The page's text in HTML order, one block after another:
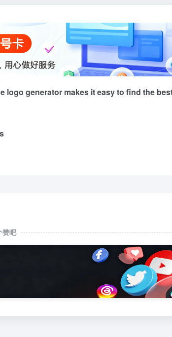
logo generator makes it easy to find the
赞吧